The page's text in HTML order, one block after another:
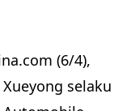
(6/4),
selaku